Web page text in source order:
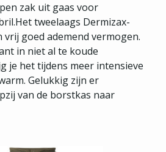
zak uit gaas voor
tweelaags Dermizax-
goed ademend vermogen.
in niet al te koude
je het tijdens meer intensieve
Gelukkig zijn er
van de borstkas naar